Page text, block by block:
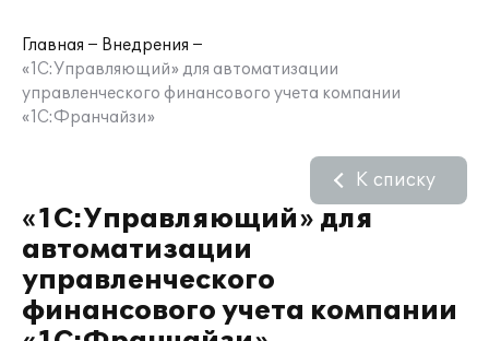
Главная
Внедрения
«1С:Управляющий» для автоматизации
управленческого финансового учета компании
«1С:Франчайзи»
«1С:Управляющий» для
автоматизации
управленческого
финансового учета компании
К списку